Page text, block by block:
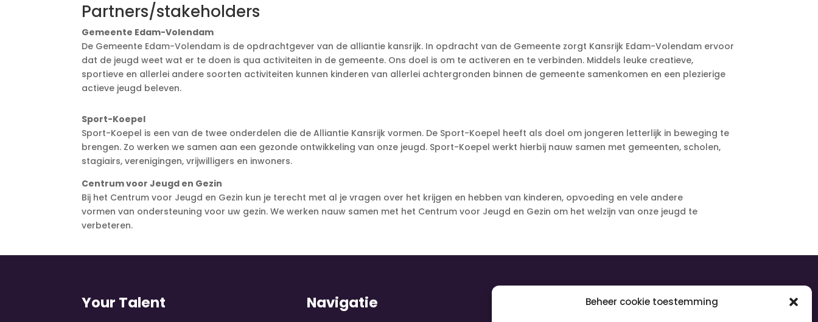
Beheer cookie toestemming
Partners/stakeholders
Gemeente Edam-Volendam
De Gemeente Edam-Volendam is de opdrachtgever van de alliantie kansrijk. In opdracht van de Gemeente zorgt Kansrijk Edam-Volendam ervoor
dat de jeugd weet wat er te doen is qua activiteiten in de gemeente. Ons doel is om te activeren en te verbinden. Middels leuke creatieve,
sportieve en allerlei andere soorten activiteiten kunnen kinderen van allerlei achtergronden binnen de gemeente samenkomen en een plezierige
actieve jeugd beleven.
Sport-Koepel
Sport-Koepel is een van de twee onderdelen die de Alliantie Kansrijk vormen. De Sport-Koepel heeft als doel om jongeren letterlijk in beweging te
brengen. Zo werken we samen aan een gezonde ontwikkeling van onze jeugd. Sport-Koepel werkt hierbij nauw samen met gemeenten, scholen,
stagiairs, verenigingen, vrijwilligers en inwoners.
Centrum voor Jeugd en Gezin
Bij het Centrum voor Jeugd en Gezin kun je terecht met al je vragen over het krijgen en hebben van kinderen, opvoeding en vele andere
vormen van ondersteuning voor uw gezin. We werken nauw samen met het Centrum voor Jeugd en Gezin om het welzijn van onze jeugd te
verbeteren.
Your Talent Navigatie Volg ons